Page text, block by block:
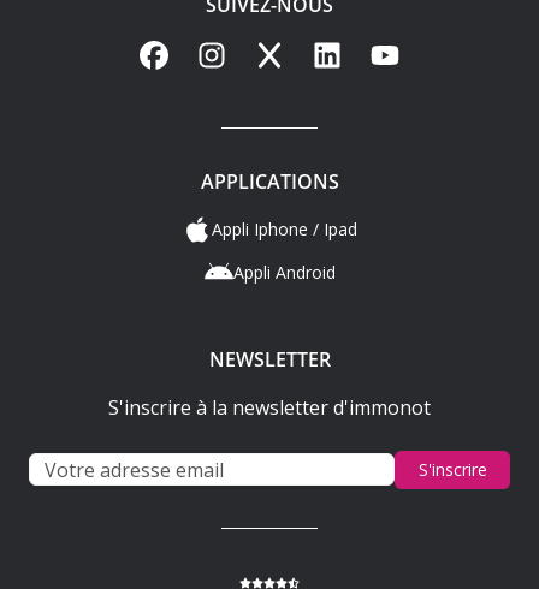
FacebookInstagram
X LinkedInYouTube
APPLICATIONS
Appli Iphone / Ipad
Appli Android
NEWSLETTER
S'inscrire à la newsletter d'immonot
S'inscrire